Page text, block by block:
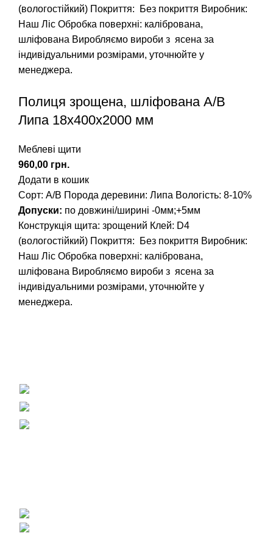
(вологостійкий) Покриття: Без покриття Виробник:
Наш Ліс Обробка поверхні: калібрована,
шліфована Виробляємо вироби з ясена за
індивідуальними розмірами, уточнюйте у
менеджера.
Полиця зрощена, шліфована А/В
Липа 18х400х2000 мм
Меблеві щити
грн.
Додати в кошик
Сорт: А/В Порода деревини: Липа Вологість: 8-10%
Допуски: по довжині/ширині -0мм;+5мм
Конструкція щита: зрощений Клей: D4
(вологостійкий) Покриття: Без покриття Виробник:
Наш Ліс Обробка поверхні: калібрована,
шліфована Виробляємо вироби з ясена за
індивідуальними розмірами, уточнюйте у
менеджера.